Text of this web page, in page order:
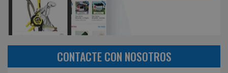
CONTACTE CON NOSOTROS